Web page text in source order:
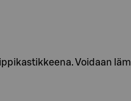
Voidaan